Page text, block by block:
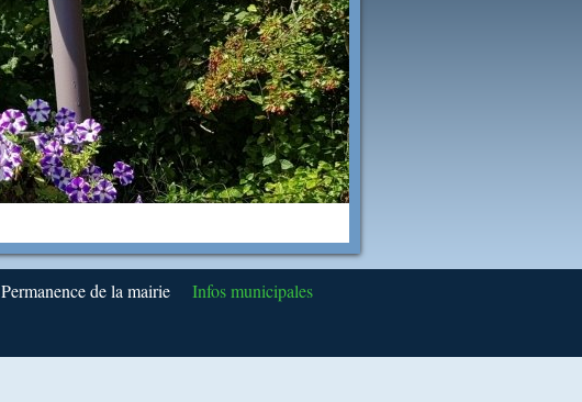
Permanence de la mairie
Infos municipales